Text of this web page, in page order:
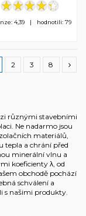
4,39 | hodnotili: 79
2 3 8
různými stavebními
Ne nadarmo jsou
materiálů,
tepla a chrání před
minerální vlnu a
koeficienty λ, od
obchodě pochází
schválení a
s našimi produkty.